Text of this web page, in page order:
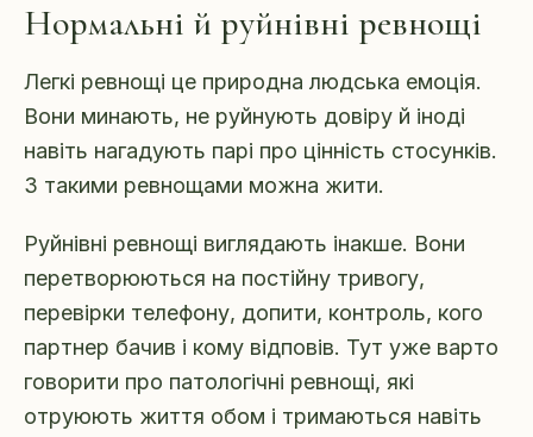
Нормальні й руйнівні ревнощі
Легкі ревнощі це природна людська емоція.
Вони минають, не руйнують довіру й іноді
навіть нагадують парі про цінність стосунків.
З такими ревнощами можна жити.
Руйнівні ревнощі виглядають інакше. Вони
перетворюються на постійну тривогу,
перевірки телефону, допити, контроль, кого
партнер бачив і кому відповів. Тут уже варто
говорити про патологічні ревнощі, які
отруюють життя обом і тримаються навіть